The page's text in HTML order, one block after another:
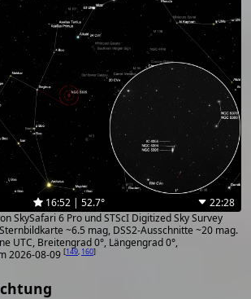
16:52 | 52.7°
22:28
SkySafari 6 Pro und STScI Digitized Sky Survey
~6.5 mag, DSS2-Ausschnitte ~20 mag.
UTC, Breitengrad 0°, Längengrad 0°,
2026-08-09 [149, 160]